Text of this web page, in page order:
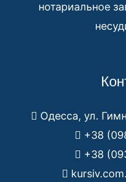
нотариальное
Одесса, ул.
+38
+38